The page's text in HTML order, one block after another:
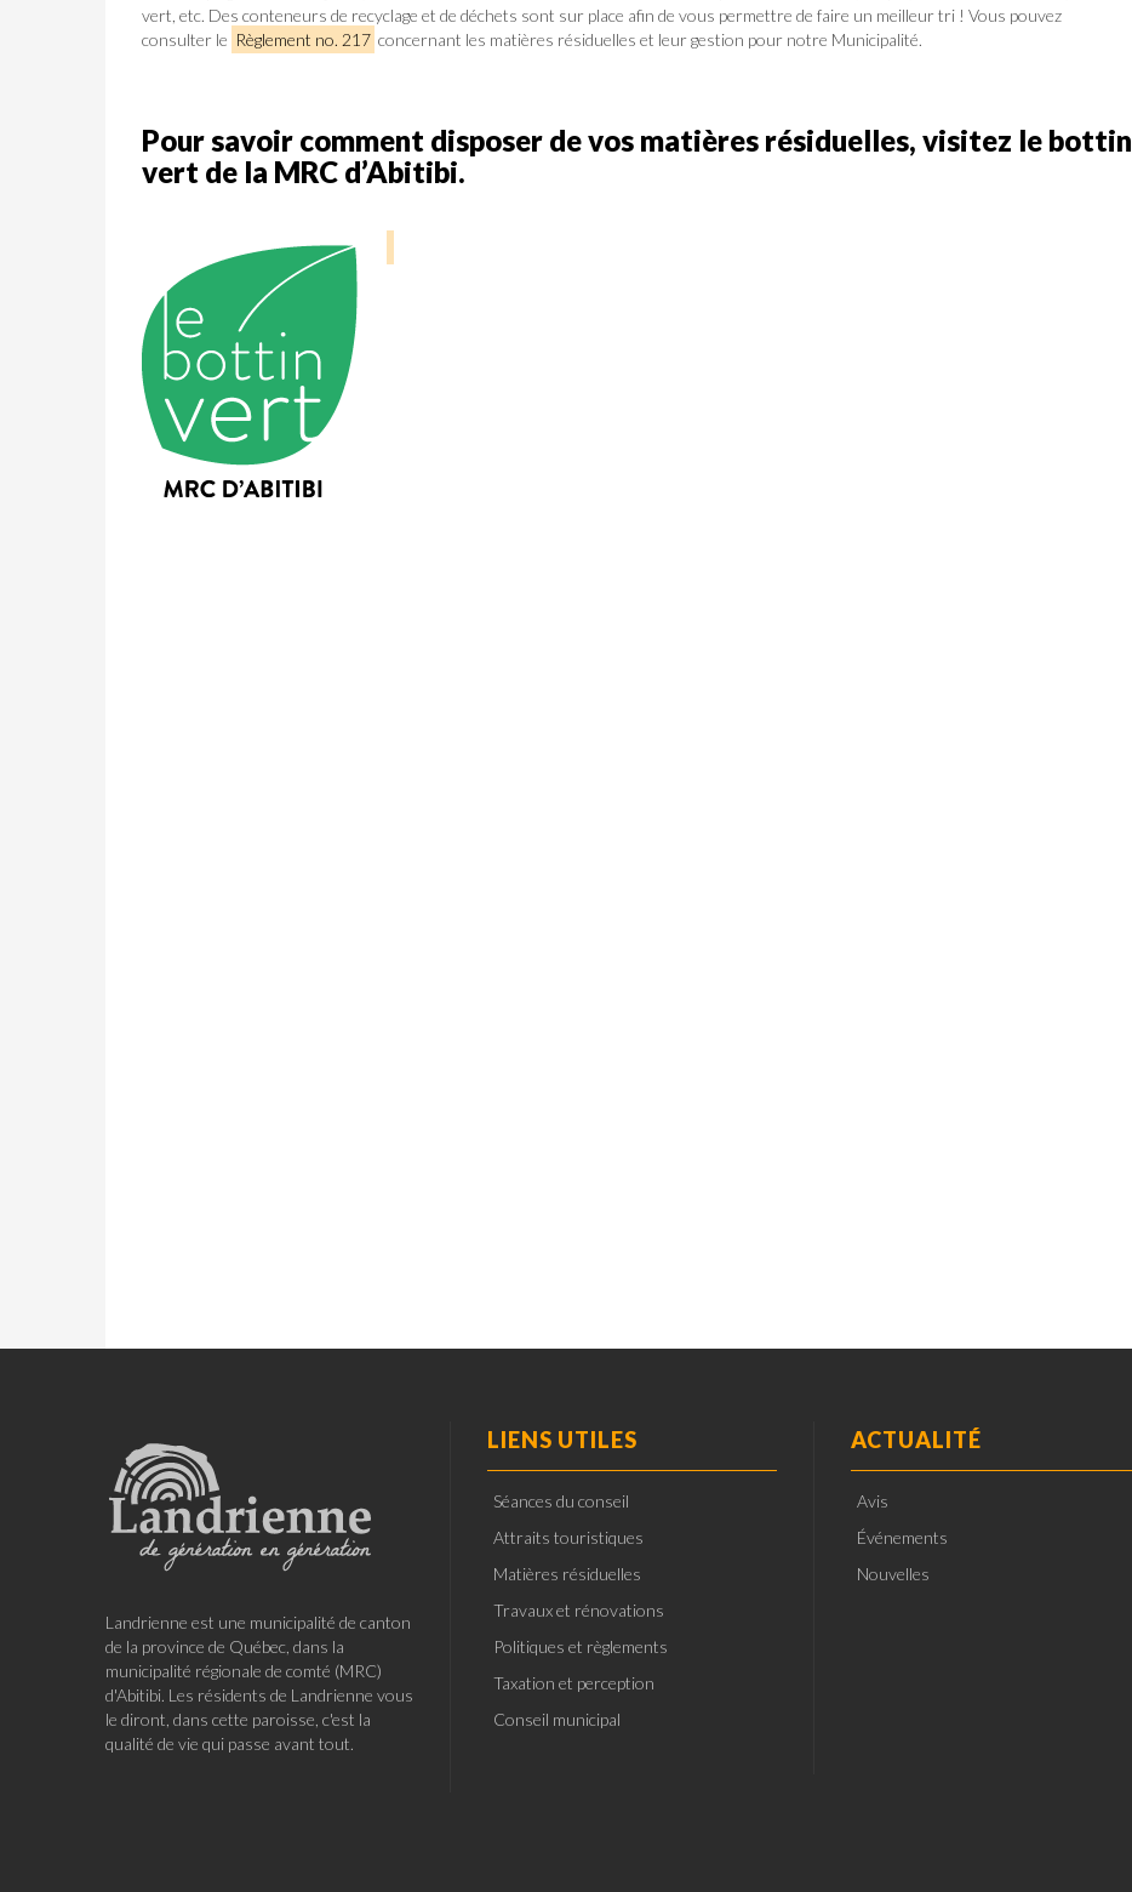
vert, etc. Des conteneurs de recyclage et de déchets sont sur place afin de vous permettre de faire un meilleur tri ! Vous pouvez
consulter le Règlement no. 217 concernant les matières résiduelles et leur gestion pour notre Municipalité.
Pour savoir comment disposer de vos matières résiduelles, visitez le bottin
vert de la MRC d’Abitibi.
Landrienne est une municipalité de canton
de la province de Québec, dans la
municipalité régionale de comté (MRC)
d'Abitibi. Les résidents de Landrienne vous
le diront, dans cette paroisse, c'est la
qualité de vie qui passe avant tout.
LIENS UTILES
Séances du conseil
Attraits touristiques
Matières résiduelles
Travaux et rénovations
Politiques et règlements
Taxation et perception
Conseil municipal
ACTUALITÉ
Avis
Événements
Nouvelles